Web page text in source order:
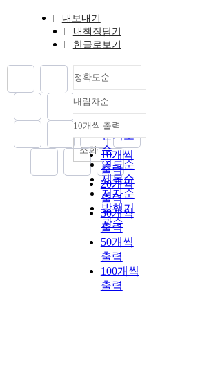
내보내기
내책장담기
한글로보기
정확도순
정확도
순
인기도
순
연도순
제목순
저자순
발행기
관순
내림차순
내림차순
10개씩 출력
10개씩
출력
20개씩
출력
30개씩
출력
50개씩
출력
100개씩
출력
조회